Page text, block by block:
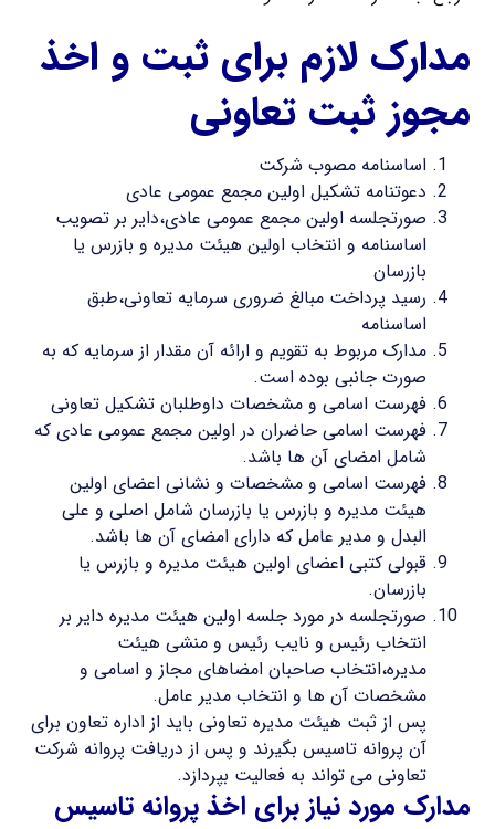
مدارک لازم برای ثبت و اخذ
مجوز ثبت تعاونی
اساسنامه مصوب شرکت
دعوتنامه تشکیل اولین مجمع عمومی عادی
صورتجلسه اولین مجمع عمومی عادی،دایر بر تصویب
اساسنامه و انتخاب اولین هیئت مدیره و بازرس یا
بازرسان
رسید پرداخت مبالغ ضروری سرمایه تعاونی،طبق
اساسنامه
مدارک مربوط به تقویم و ارائه آن مقدار از سرمایه که به
صورت جانبی بوده است.
فهرست اسامی و مشخصات داوطلبان تشکیل تعاونی
فهرست اسامی حاضران در اولین مجمع عمومی عادی که
شامل امضای آن ها باشد.
فهرست اسامی و مشخصات و نشانی اعضای اولین
هیئت مدیره و بازرس یا بازرسان شامل اصلی و علی
البدل و مدیر عامل که دارای امضای آن ها باشد.
قبولی کتبی اعضای اولین هیئت مدیره و بازرس یا
بازرسان.
صورتجلسه در مورد جلسه اولین هیئت مدیره دایر بر
انتخاب رئیس و نایب رئیس و منشی هیئت
مدیره،انتخاب صاحبان امضاهای مجاز و اسامی و
مشخصات آن ها و انتخاب مدیر عامل.
پس از ثبت هیئت مدیره تعاونی باید از اداره تعاون برای
آن پروانه تاسیس بگیرند و پس از دریافت پروانه شرکت
تعاونی می تواند به فعالیت بپردازد.
مدارک مورد نیاز برای اخذ پروانه تاسیس